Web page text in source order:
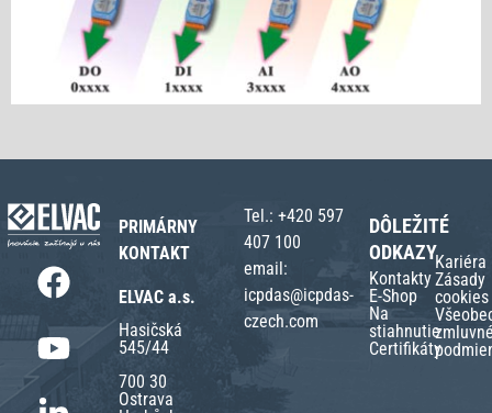
PRIMÁRNY
KONTAKT
ELVAC a.s.
Hasičská
545/44
700 30
Ostrava
Tel.:+420 597
407 100
email:
icpdas@icpdas-
czech.com
DÔLEŽITÉ
ODKAZY
Kontakty
E-Shop
Na
stiahnutie
Certifikáty
Kariéra
Zásady
cookies